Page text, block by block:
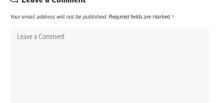
Your email address will not be published. Required fields are marked *